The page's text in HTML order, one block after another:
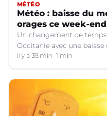
MÉTÉO
Météo : baisse du
orages ce week-
Un changement de
Occitanie avec une
d'orages dans certains
il y a 35 min 1 min